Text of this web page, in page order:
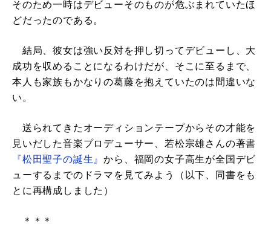
そのため一時はデビューそのものが危ぶまれていたほ
どだったのである。
結局、彼女は強い反対を押し切ってデビューし、大
成功を収めることになるわけだが、そこに至るまで、
本人も家族もかなりの葛藤を抱えていたのは間違いな
い。
送られてきたオーディションテープからその才能を
見いだした音楽プロデューサー、若松宗雄さんの著書
『松田聖子の誕生』から、福岡の女子高生が全国デビ
ューするまでのドラマを見てみよう（以下、同書をも
とに再構成しました）
＊＊＊